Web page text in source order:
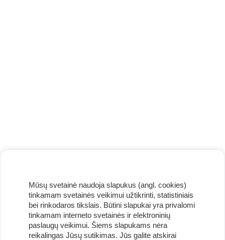
Mūsų svetainė naudoja slapukus (angl. cookies)
tinkamam svetainės veikimui užtikrinti, statistiniais
bei rinkodaros tikslais. Būtini slapukai yra privalomi
tinkamam interneto svetainės ir elektroninių
paslaugų veikimui. Šiems slapukams nėra
reikalingas Jūsų sutikimas. Jūs galite atskirai